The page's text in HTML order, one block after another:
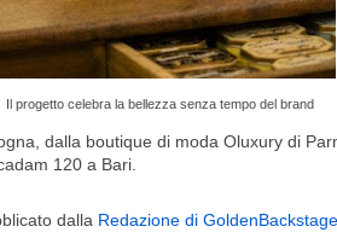
Il progetto celebra la bellezza senza tempo del brand
dalla boutique di moda Oluxury di
120 a Bari.
dalla Redazione di GoldenBackstage